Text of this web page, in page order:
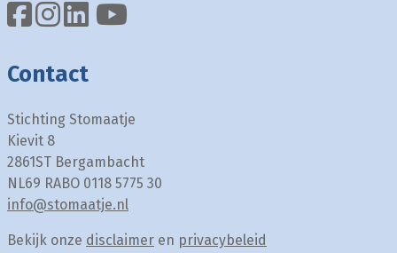
Contact
Stichting Stomaatje
Kievit 8
2861ST Bergambacht
NL69 RABO 0118 5775 30
info@stomaatje.nl
Bekijk onze disclaimer en privacybeleid